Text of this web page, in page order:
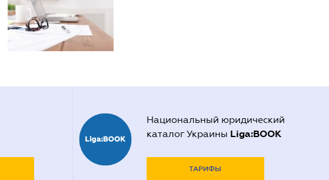
Национальный юридический
каталог Украины Liga:BOOK
ТАРИФЫ